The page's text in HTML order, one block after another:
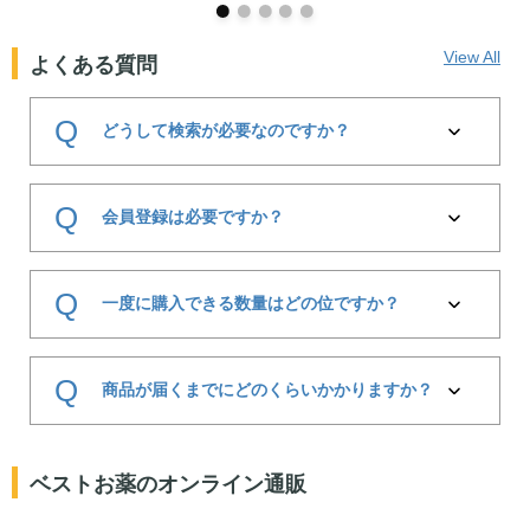
よくある質問 View All
Q どうして検索が必要なのですか？
A
するため、 当社主導での広告は行っておりません。
ご希望の医薬品は医薬品名を具体的に検索していただくこ
Q 会員登録は必要ですか？
A
いただけます。ただし、ご購入を完了するためには会員登
場合は、リクエストいただければ対応可能です。
・会員限定プロモーションや特別キャンペーンのご案内
Q 一度に購入できる数量はどの位ですか？
A
そのため、規定の数量を超えて購入はできませんのでご注
に規定個数内であれば、複数の医薬品を同時に購入するこ
とが可能です。
Q 商品が届くまでにどのくらいかかりますか？
ります。
インドからの発送となります。
ベストお薬のオンライン通販